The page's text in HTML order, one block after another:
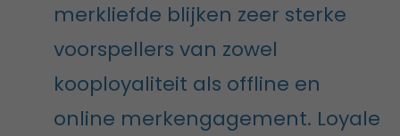
merkliefde blijken zeer sterke
voorspellers van zowel
kooployaliteit als offline en
online merkengagement. Loyale